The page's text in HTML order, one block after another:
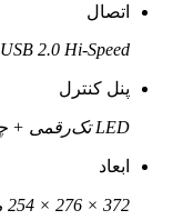
اتصال
USB 2.0 Hi‑Speed
پنل کنترل
LED تک‌رقمی + چراغ وضعیت
ابعاد
372 × 276 × 254 میلی‌متر